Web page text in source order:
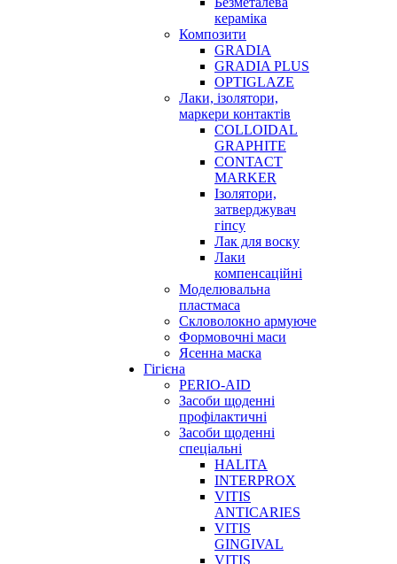
кераміка
Композити
GRADIA
GRADIA PLUS
OPTIGLAZE
Лаки, ізолятори,
маркери контактів
COLLOIDAL
GRAPHITE
CONTACT
MARKER
Ізолятори,
затверджувач
гіпсу
Лак для воску
Лаки
компенсаційні
Моделювальна
пластмаса
Скловолокно армуюче
Формовочні маси
Ясенна маска
Гігієна
PERIO-AID
Засоби щоденні
профілактичні
Засоби щоденні
спеціальні
HALITA
INTERPROX
VITIS
ANTICARIES
VITIS
GINGIVAL
VITIS